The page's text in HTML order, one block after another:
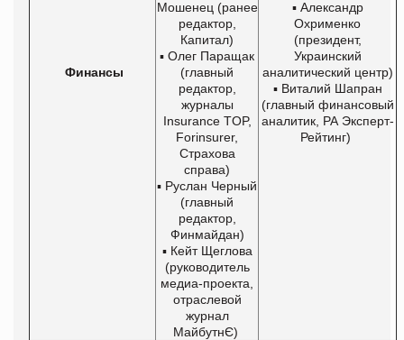
Финансы
Мошенец (ранее
редактор,
Капитал)
▪ Олег Паращак
(главный
редактор,
журналы
Insurance TOP,
Forinsurer,
Страхова
справа)
▪ Руслан Черный
(главный
редактор,
Финмайдан)
▪ Кейт Щеглова
(руководитель
медиа-проекта,
отраслевой
журнал
МайбутнЄ)
▪ Александр
Охрименко
(президент,
Украинский
аналитический центр)
▪ Виталий Шапран
(главный финансовый
аналитик, РА Эксперт-
Рейтинг)